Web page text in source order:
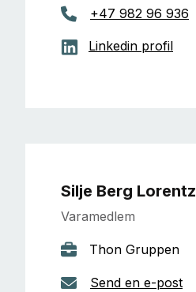
+47 982 96 936
Linkedin profil
Silje Berg
Varamedlem
Thon Gruppen
Send en e-post